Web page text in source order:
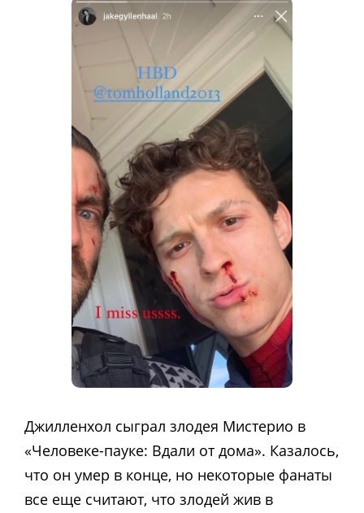
Джилленхол сыграл злодея Мистерио в
«Человеке-пауке: Вдали от дома». Казалось,
что он умер в конце, но некоторые фанаты
все еще считают, что злодей жив в